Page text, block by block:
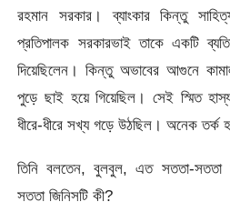
রহমান সরকার। ব্যাংকার কিন্তু
প্রতিপালক সরকারভাই তাকে একটি
দিয়েছিলেন। কিন্তু অভাবের আগুনে
পুড়ে ছাই হয়ে গিয়েছিল। সেই স্মিত
ধীরে-ধীরে সখ্য গড়ে উঠছিল। অনেক তর্ক
তিনি বলতেন, বুলবুল, এত সততা-সততা
সততা জিনিসটি কী?